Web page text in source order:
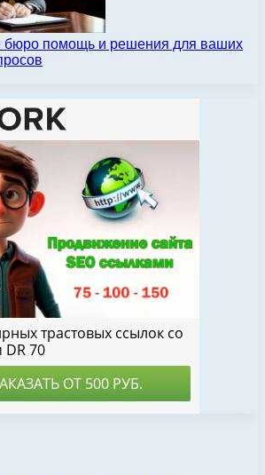
бюро помощь и решения для ваших